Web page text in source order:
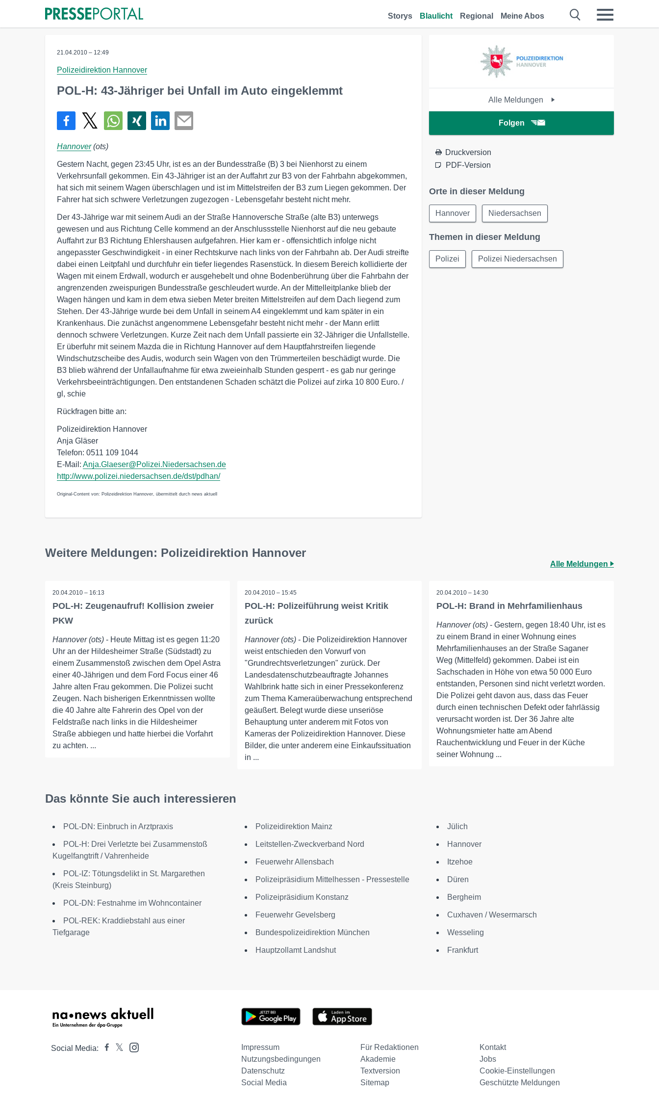
Storys Blaulicht Regional Meine Abos
21.04.2010 – 12:49
Polizeidirektion Hannover
POL-H: 43-Jähriger bei Unfall im Auto eingeklemmt
Hannover(ots)
Gestern Nacht, gegen 23:45 Uhr, ist es an der Bundesstraße (B) 3 bei Nienhorst zu einem
Verkehrsunfall gekommen. Ein 43-Jähriger ist an der Auffahrt zur B3 von der Fahrbahn abgekommen,
hat sich mit seinem Wagen überschlagen und ist im Mittelstreifen der B3 zum Liegen gekommen. Der
Fahrer hat sich schwere Verletzungen zugezogen - Lebensgefahr besteht nicht mehr.
Der 43-Jährige war mit seinem Audi an der Straße Hannoversche Straße (alte B3) unterwegs
gewesen und aus Richtung Celle kommend an der Anschlussstelle Nienhorst auf die neu gebaute
Auffahrt zur B3 Richtung Ehlershausen aufgefahren. Hier kam er - offensichtlich infolge nicht
angepasster Geschwindigkeit - in einer Rechtskurve nach links von der Fahrbahn ab. Der Audi streifte
dabei einen Leitpfahl und durchfuhr ein tiefer liegendes Rasenstück. In diesem Bereich kollidierte der
Wagen mit einem Erdwall, wodurch er ausgehebelt und ohne Bodenberührung über die Fahrbahn der
angrenzenden zweispurigen Bundesstraße geschleudert wurde. An der Mittelleitplanke blieb der
Wagen hängen und kam in dem etwa sieben Meter breiten Mittelstreifen auf dem Dach liegend zum
Stehen. Der 43-Jährige wurde bei dem Unfall in seinem A4 eingeklemmt und kam später in ein
Krankenhaus. Die zunächst angenommene Lebensgefahr besteht nicht mehr - der Mann erlitt
dennoch schwere Verletzungen. Kurze Zeit nach dem Unfall passierte ein 32-Jähriger die Unfallstelle.
Er überfuhr mit seinem Mazda die in Richtung Hannover auf dem Hauptfahrstreifen liegende
Windschutzscheibe des Audis, wodurch sein Wagen von den Trümmerteilen beschädigt wurde. Die
B3 blieb während der Unfallaufnahme für etwa zweieinhalb Stunden gesperrt - es gab nur geringe
Verkehrsbeeinträchtigungen. Den entstandenen Schaden schätzt die Polizei auf zirka 10 800 Euro. /
gl, schie
Rückfragen bitte an:
Polizeidirektion Hannover
Anja Gläser
Telefon: 0511 109 1044
E-Mail: Anja.Glaeser@Polizei.Niedersachsen.de
http://www.polizei.niedersachsen.de/dst/pdhan/
Original-Content von: Polizeidirektion Hannover, übermittelt durch news aktuell
Alle Meldungen
Folgen
Druckversion
PDF-Version
Orte in dieser Meldung
Hannover Niedersachsen
Themen in dieser Meldung
Polizei Polizei Niedersachsen
Weitere Meldungen: Polizeidirektion Hannover
Alle Meldungen
20.04.2010 – 16:13
POL-H: Zeugenaufruf! Kollision zweier
PKW
Hannover (ots) - Heute Mittag ist es gegen 11:20
Uhr an der Hildesheimer Straße (Südstadt) zu
einem Zusammenstoß zwischen dem Opel Astra
einer 40-Jährigen und dem Ford Focus einer 46
Jahre alten Frau gekommen. Die Polizei sucht
Zeugen. Nach bisherigen Erkenntnissen wollte
die 40 Jahre alte Fahrerin des Opel von der
Feldstraße nach links in die Hildesheimer
Straße abbiegen und hatte hierbei die Vorfahrt
zu achten. ...
20.04.2010 – 15:45
POL-H: Polizeiführung weist Kritik
zurück
Hannover (ots)- Die Polizeidirektion Hannover
weist entschieden den Vorwurf von
"Grundrechtsverletzungen" zurück. Der
Landesdatenschutzbeauftragte Johannes
Wahlbrink hatte sich in einer Pressekonferenz
zum Thema Kameraüberwachung entsprechend
geäußert. Belegt wurde diese unseriöse
Behauptung unter anderem mit Fotos von
Kameras der Polizeidirektion Hannover. Diese
Bilder, die unter anderem eine Einkaufssituation
in ...
20.04.2010 – 14:30
POL-H: Brand in Mehrfamilienhaus
Hannover (ots) - Gestern, gegen 18:40 Uhr, ist es
zu einem Brand in einer Wohnung eines
Mehrfamilienhauses an der Straße Saganer
Weg (Mittelfeld) gekommen. Dabei ist ein
Sachschaden in Höhe von etwa 50 000 Euro
entstanden, Personen sind nicht verletzt worden.
Die Polizei geht davon aus, dass das Feuer
durch einen technischen Defekt oder fahrlässig
verursacht worden ist. Der 36 Jahre alte
Wohnungsmieter hatte am Abend
Rauchentwicklung und Feuer in der Küche
seiner Wohnung ...
Das könnte Sie auch interessieren
POL-DN: Einbruch in Arztpraxis
POL-H: Drei Verletzte bei Zusammenstoß
Kugelfangtrift / Vahrenheide
POL-IZ: Tötungsdelikt in St. Margarethen
(Kreis Steinburg)
POL-DN: Festnahme im Wohncontainer
POL-REK: Kraddiebstahl aus einer
Tiefgarage
Polizeidirektion Mainz
Leitstellen-Zweckverband Nord
Feuerwehr Allensbach
Polizeipräsidium Mittelhessen - Pressestelle
Polizeipräsidium Konstanz
Feuerwehr Gevelsberg
Bundespolizeidirektion München
Hauptzollamt Landshut
Jülich
Hannover
Itzehoe
Düren
Bergheim
Cuxhaven / Wesermarsch
Wesseling
Frankfurt
Social Media: Impressum Für Redaktionen
Kontakt
Nutzungsbedingungen
Akademie
Jobs
Datenschutz
Textversion
Cookie-Einstellungen
Social Media
Sitemap Geschützte Meldungen